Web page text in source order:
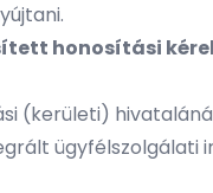
honosítási
(kerületi)
ügyfélszolgálati